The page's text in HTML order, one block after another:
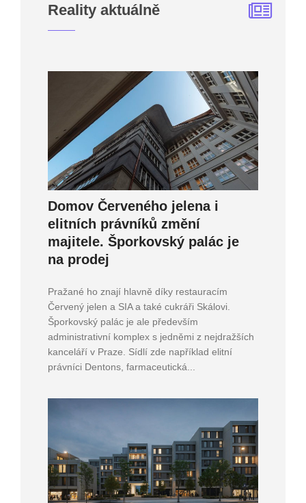
Reality aktuálně
Domov Červeného jelena i
elitních právníků změní
majitele. Šporkovský palác je
na prodej
Pražané ho znají hlavně díky restauracím
Červený jelen a SIA a také cukráři Skálovi.
Šporkovský palác je ale především
administrativní komplex s jedněmi z nejdražších
kanceláří v Praze. Sídlí zde například elitní
právníci Dentons, farmaceutická...